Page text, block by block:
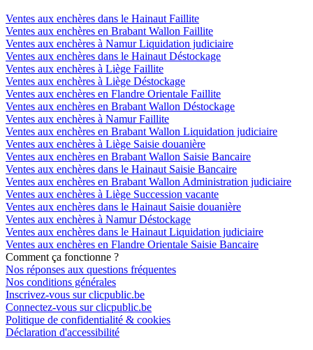
Ventes aux enchères dans le Hainaut Faillite
Ventes aux enchères en Brabant Wallon Faillite
Ventes aux enchères à Namur Liquidation judiciaire
Ventes aux enchères dans le Hainaut Déstockage
Ventes aux enchères à Liège Faillite
Ventes aux enchères à Liège Déstockage
Ventes aux enchères en Flandre Orientale Faillite
Ventes aux enchères en Brabant Wallon Déstockage
Ventes aux enchères à Namur Faillite
Ventes aux enchères en Brabant Wallon Liquidation judiciaire
Ventes aux enchères à Liège Saisie douanière
Ventes aux enchères en Brabant Wallon Saisie Bancaire
Ventes aux enchères dans le Hainaut Saisie Bancaire
Ventes aux enchères en Brabant Wallon Administration judiciaire
Ventes aux enchères à Liège Succession vacante
Ventes aux enchères dans le Hainaut Saisie douanière
Ventes aux enchères à Namur Déstockage
Ventes aux enchères dans le Hainaut Liquidation judiciaire
Ventes aux enchères en Flandre Orientale Saisie Bancaire
Comment ça fonctionne ?
Nos réponses aux questions fréquentes
Nos conditions générales
Inscrivez-vous sur clicpublic.be
Connectez-vous sur clicpublic.be
Politique de confidentialité & cookies
Déclaration d'accessibilité